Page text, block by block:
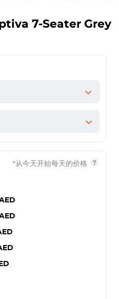
7-Seater Grey
*从今天开始每天的价格